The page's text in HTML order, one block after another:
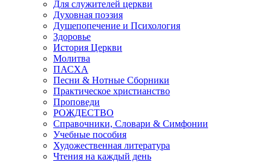
Для служителей церкви
Духовная поэзия
Душепопечение и Психология
Здоровье
История Церкви
Молитва
ПАСХА
Песни & Нотные Сборники
Практическое христианство
Проповеди
РОЖДЕСТВО
Справочники, Словари & Симфонии
Учебные пособия
Художественная литература
Чтения на каждый день